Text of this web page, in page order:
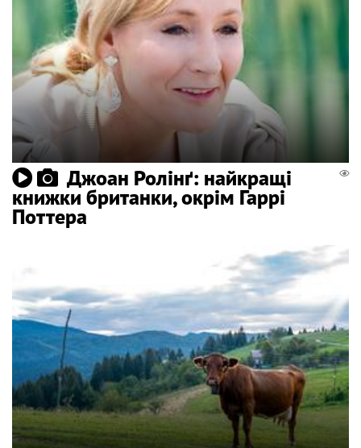
Джоан Ролінґ: найкращі
книжки британки, окрім Гаррі
Поттера